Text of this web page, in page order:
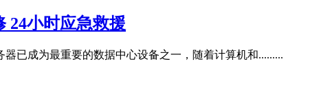
24小时应急救援
已成为最重要的数据中心设备之一，随着计算机和.........